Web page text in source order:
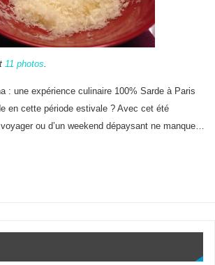
11 photos.
: une expérience culinaire 100% Sarde à Paris
en cette période estivale ? Avec cet été
ou d’un weekend dépaysant ne manque…